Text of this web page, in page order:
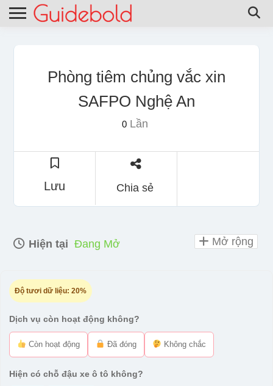
Phòng tiêm chủng vắc xin
SAFPO Nghệ An
0Lần
Lưu Chia sẻ
Hiện tại Đang Mở
Độ tươi dữ liệu: 20%
Dịch vụ còn hoạt động không?
Còn hoạt động Đã đóng Không chắc
Hiện có chỗ đậu xe ô tô không?
Mở rộng